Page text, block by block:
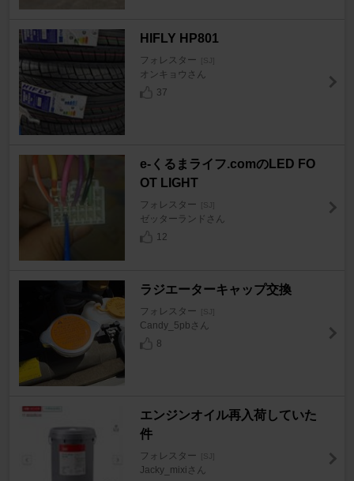
HIFLY HP801
フォレスター [SJ]
オンキョウさん
37
e-くるまライフ.comのLED FO
OT LIGHT
フォレスター [SJ]
ゼッターランドさん
12
ラジエーターキャップ交換
フォレスター [SJ]
Candy_5pbさん
8
エンジンオイル再入荷していた
件
フォレスター [SJ]
Jacky_mixiさん